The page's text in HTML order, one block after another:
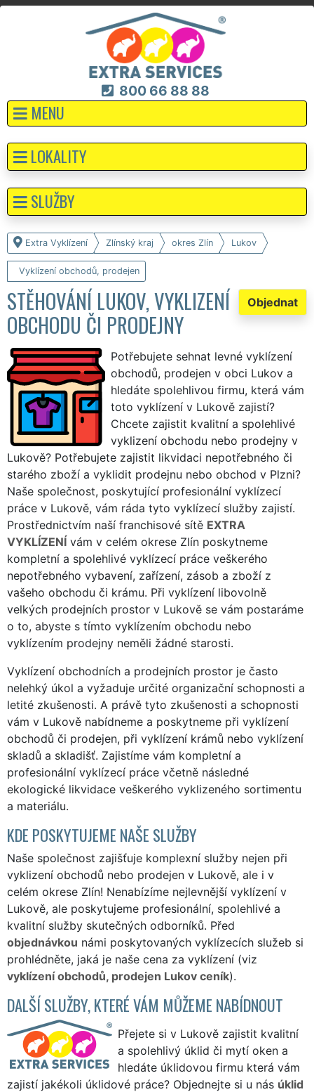
800 66 88 88
MENU
Extra Vyklízení Zlínský kraj okres Zlín Lukov
Vyklízení obchodů, prodejen
Objednat
STĚHOVÁNÍ LUKOV, VYKLIZENÍ
OBCHODU ČI PRODEJNY
Potřebujete sehnat levné vyklízení
obchodů, prodejen v obci Lukov a
hledáte spolehlivou firmu, která vám
toto vyklízení v Lukově zajistí?
Chcete zajistit kvalitní a spolehlivé
vyklizení obchodu nebo prodejny v
Lukově? Potřebujete zajistit likvidaci nepotřebného či
starého zboží a vyklidit prodejnu nebo obchod v Plzni?
Naše společnost, poskytující profesionální vyklízecí
práce v Lukově, vám ráda tyto vyklízecí služby zajistí.
Prostřednictvím naší franchisové sítě EXTRA
VYKLÍZENÍ vám v celém okrese Zlín poskytneme
kompletní a spolehlivé vyklízecí práce veškerého
nepotřebného vybavení, zařízení, zásob a zboží z
vašeho obchodu či krámu. Při vyklízení libovolně
velkých prodejních prostor v Lukově se vám postaráme
o to, abyste s tímto vyklízením obchodu nebo
vyklízením prodejny neměli žádné starosti.
Vyklízení obchodních a prodejních prostor je často
nelehký úkol a vyžaduje určité organizační schopnosti a
letité zkušenosti. A právě tyto zkušenosti a schopnosti
vám v Lukově nabídneme a poskytneme při vyklízení
obchodů či prodejen, při vyklízení krámů nebo vyklízení
skladů a skladišť. Zajistíme vám kompletní a
profesionální vyklízecí práce včetně následné
ekologické likvidace veškerého vyklizeného sortimentu
a materiálu.
KDE POSKYTUJEME NAŠE SLUŽBY
Naše společnost zajišťuje komplexní služby nejen při
vyklizení obchodů nebo prodejen v Lukově, ale i v
celém okrese Zlín! Nenabízíme nejlevnější vyklízení v
Lukově, ale poskytujeme profesionální, spolehlivé a
kvalitní služby skutečných odborníků. Před
objednávkou námi poskytovaných vyklízecích služeb si
prohlédněte, jaká je naše cena za vyklízení (viz
vyklízení obchodů, prodejen Lukov ceník).
DALŠÍ SLUŽBY, KTERÉ VÁM MŮŽEME NABÍDNOUT
Přejete si v Lukově zajistit kvalitní
a spolehlivý úklid či mytí oken a
hledáte úklidovou firmu která vám
zajistí jakékoli úklidové práce? Objednejte si u nás úklid
LOKALITY
SLUŽBY